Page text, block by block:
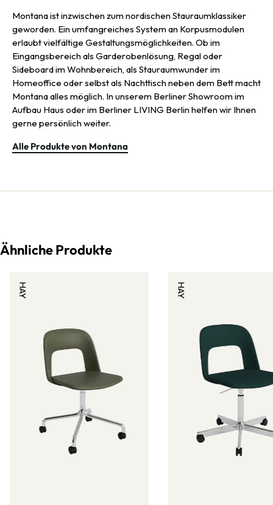
Montana ist inzwischen zum nordischen Stauraumklassiker
geworden. Ein umfangreiches System an Korpusmodulen
erlaubt vielfältige Gestaltungsmöglichkeiten. Ob im
Eingangsbereich als Garderobenlösung, Regal oder
Sideboard im Wohnbereich, als Stauraumwunder im
Homeoffice oder selbst als Nachttisch neben dem Bett macht
Montana alles möglich. In unserem Berliner Showroom im
Aufbau Haus oder im Berliner LIVING Berlin helfen wir Ihnen
gerne persönlich weiter.
Alle Produkte von Montana
Ähnliche Produkte
HAY HAY